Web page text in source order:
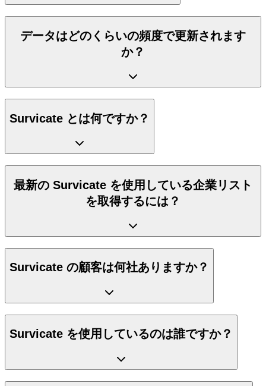
データはどのくらいの頻度で更新されます
か？
Survicate とは何ですか？
最新の Survicate を使用している企業リスト
を取得するには？
Survicate の顧客は何社ありますか？
Survicate を使用しているのは誰ですか？